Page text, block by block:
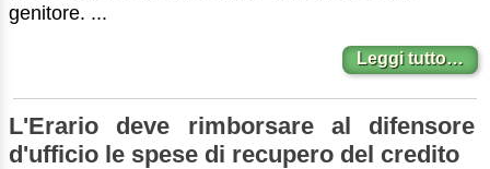
genitore. ...
Leggi tutto…
L'Erario deve rimborsare al difensore
d'ufficio le spese di recupero del credito